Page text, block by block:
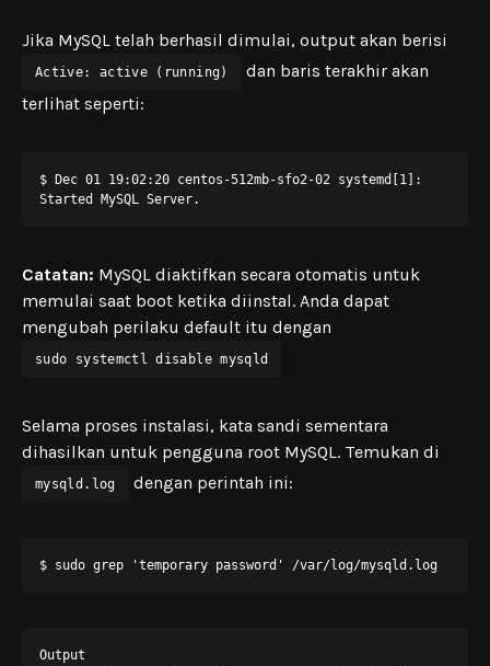
Jika MySQL telah berhasil dimulai, output akan berisi
Active: active (running)
dan baris terakhir akan
terlihat seperti:
$ Dec 01 19:02:20 centos-512mb-sfo2-02 systemd[1]:
Started MySQL Server.
Catatan: MySQL diaktifkan secara otomatis untuk
memulai saat boot ketika diinstal. Anda dapat
mengubah perilaku default itu dengan
sudo systemctl disable mysqld
Selama proses instalasi, kata sandi sementara
dihasilkan untuk pengguna root MySQL. Temukan di
mysqld.log dengan perintah ini:
$ sudo grep 'temporary password' /var/log/mysqld.log
Output